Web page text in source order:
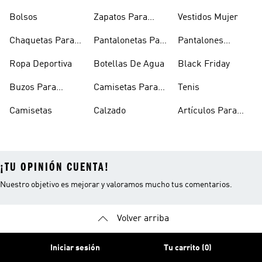
Bolsos
Chaquetas Para
Ropa Deportiva
Buzos Para
Camisetas
Zapatos Para
Pantalonetas Para
Botellas De Agua
Camisetas Para
Calzado
Vestidos Mujer
Pantalones
Black Friday
Tenis
Artículos Para
¡TU OPINIÓN CUENTA!
Nuestro objetivo es mejorar y valoramos mucho tus comentarios.
Volver arriba
Iniciar sesión Tu carrito (0)